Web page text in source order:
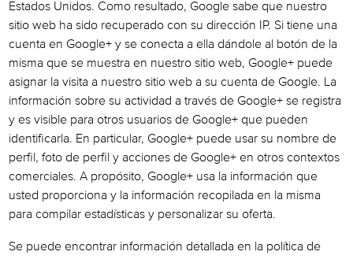
Estados Unidos. Como resultado, Google sabe que nuestro
sitio web ha sido recuperado con su dirección IP. Si tiene una
cuenta en Google+ y se conecta a ella dándole al botón de la
misma que se muestra en nuestro sitio web, Google+ puede
asignar la visita a nuestro sitio web a su cuenta de Google. La
información sobre su actividad a través de Google+ se registra
y es visible para otros usuarios de Google+ que pueden
identificarla. En particular, Google+ puede usar su nombre de
perfil, foto de perfil y acciones de Google+ en otros contextos
comerciales. A propósito, Google+ usa la información que
usted proporciona y la información recopilada en la misma
para compilar estadísticas y personalizar su oferta.
Se puede encontrar información detallada en la política de